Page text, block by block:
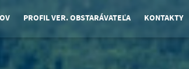
PROFIL VER. OBSTARÁVATEĽA KONTAKTY